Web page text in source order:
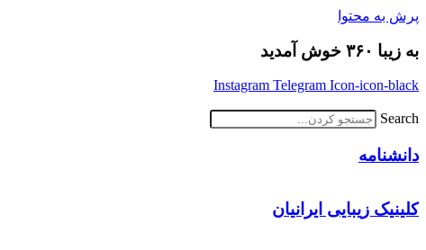
پرش به محتوا
به زیبا ۳۶۰ خوش آمدید
Instagram Telegram Icon-icon-black
Search
دانشنامه
کلینیک زیبایی ایرانیان